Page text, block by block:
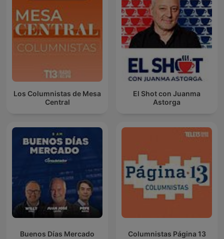
Los Columnistas de Mesa
Central
El Shot con Juanma
Astorga
Buenos Días Mercado Columnistas Página 13